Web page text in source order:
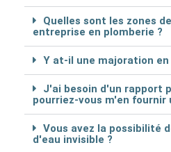
Quelles sont les zones
entreprise en plomberie ?
Y at-il une majoration en
J'ai besoin d'un rapport
pourriez-vous m'en fournir
Vous avez la possibilité
d'eau invisible ?